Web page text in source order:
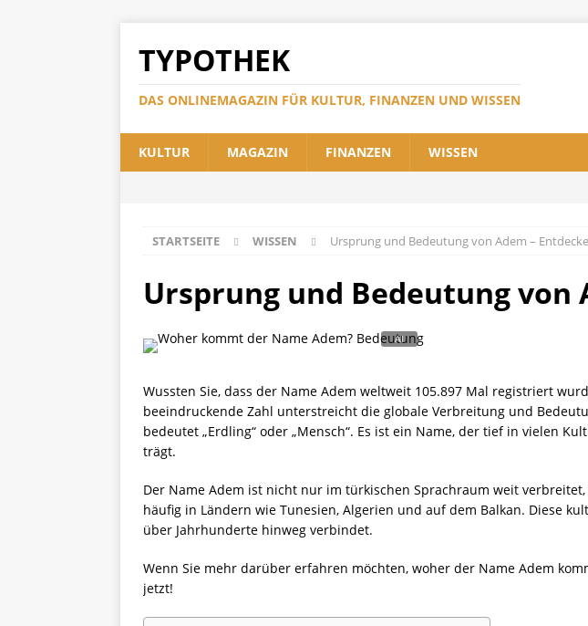
TYPOTHEK
DAS ONLINEMAGAZIN FÜR KULTUR, FINANZEN UND WISSEN
KULTUR MAGAZIN FINANZEN WISSEN
STARTSEITE WISSEN Ursprung und Bedeutung von Adem –
Ursprung und Bedeutung von
Wussten Sie, dass der Name Adem weltweit 105.897 Mal registriert
beeindruckende Zahl unterstreicht die globale Verbreitung und
bedeutet „Erdling“ oder „Mensch“. Es ist ein Name, der tief in vielen
trägt.
Der Name Adem ist nicht nur im türkischen Sprachraum weit
häufig in Ländern wie Tunesien, Algerien und auf dem Balkan. Diese
über Jahrhunderte hinweg verbindet.
Wenn Sie mehr darüber erfahren möchten, woher der Name Adem
jetzt!